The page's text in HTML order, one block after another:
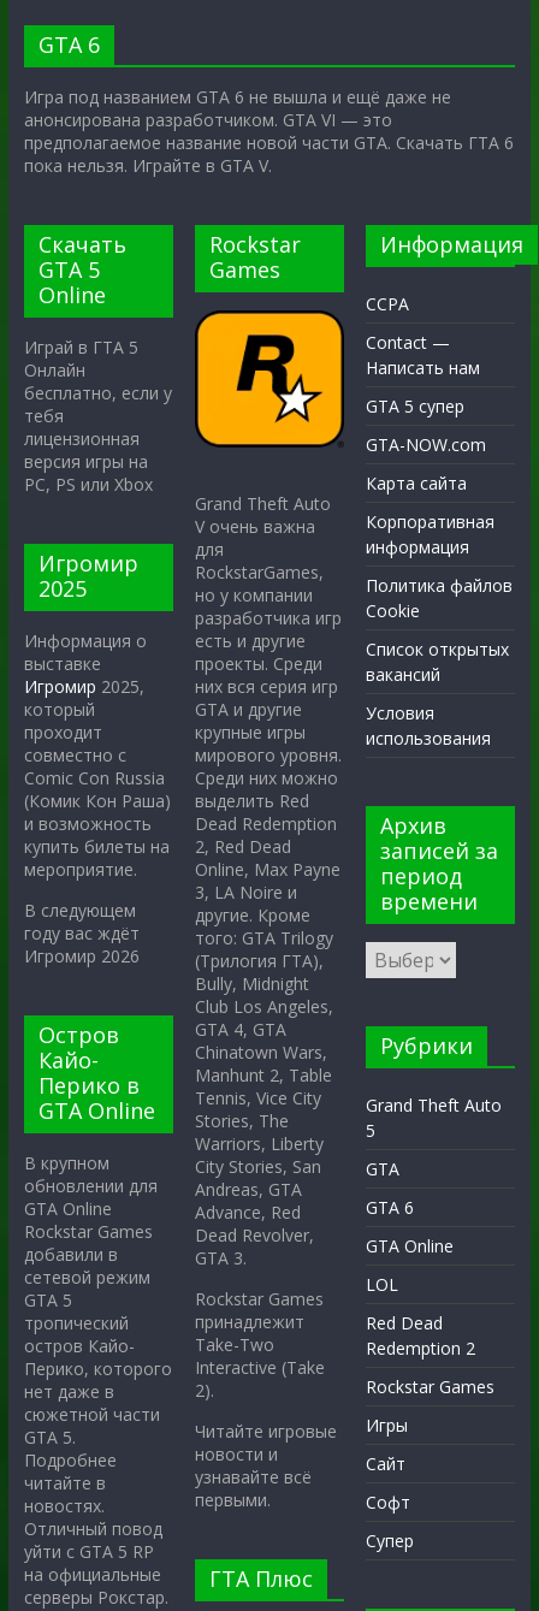
GTA 6
Игра под названием GTA 6 не вышла и ещё даже не
анонсирована разработчиком. GTA VI — это
предполагаемое название новой части GTA. Скачать ГТА 6
пока нельзя. Играйте в GTA V.
Скачать
GTA 5
Online
Играй в ГТА 5
Онлайн
бесплатно, если у
тебя
лицензионная
версия игры на
PC, PS или Xbox
Игромир
2025
Информация о
выставке
Игромир 2025,
который
проходит
совместно с
Comic Con Russia
(Комик Кон Раша)
и возможность
купить билеты на
мероприятие.
В следующем
году вас ждёт
Игромир 2026
Остров
Кайо-
Перико в
GTA Online
В крупном
обновлении для
GTA Online
Rockstar Games
добавили в
сетевой режим
GTA 5
тропический
остров Кайо-
Перико, которого
нет даже в
сюжетной части
GTA 5.
Подробнее
читайте в
новостях.
Отличный повод
уйти с GTA 5 RP
на официальные
серверы Рокстар.
Rockstar
Games
Grand Theft Auto
V очень важна
для
RockstarGames,
но у компании
разработчика игр
есть и другие
проекты. Среди
них вся серия игр
GTA и другие
крупные игры
мирового уровня.
Среди них можно
выделить Red
Dead Redemption
2, Red Dead
Online, Max Payne
3, LA Noire и
другие. Кроме
того: GTA Trilogy
(Трилогия ГТА),
Bully, Midnight
Club Los Angeles,
GTA 4, GTA
Chinatown Wars,
Manhunt 2, Table
Tennis, Vice City
Stories, The
Warriors, Liberty
City Stories, San
Andreas, GTA
Advance, Red
Dead Revolver,
GTA 3.
Rockstar Games
принадлежит
Take-Two
Interactive (Take
2).
Читайте игровые
новости и
узнавайте всё
первыми.
ГТА Плюс
Информация
CCPA
Contact —
Написать нам
GTA 5 супер
GTA-NOW.com
Карта сайта
Корпоративная
информация
Политика файлов
Cookie
Список открытых
вакансий
Условия
использования
Архив
записей за
период
времени
Рубрики
Grand Theft Auto
5
GTA
GTA 6
GTA Online
LOL
Red Dead
Redemption 2
Rockstar Games
Игры
Сайт
Софт
Супер